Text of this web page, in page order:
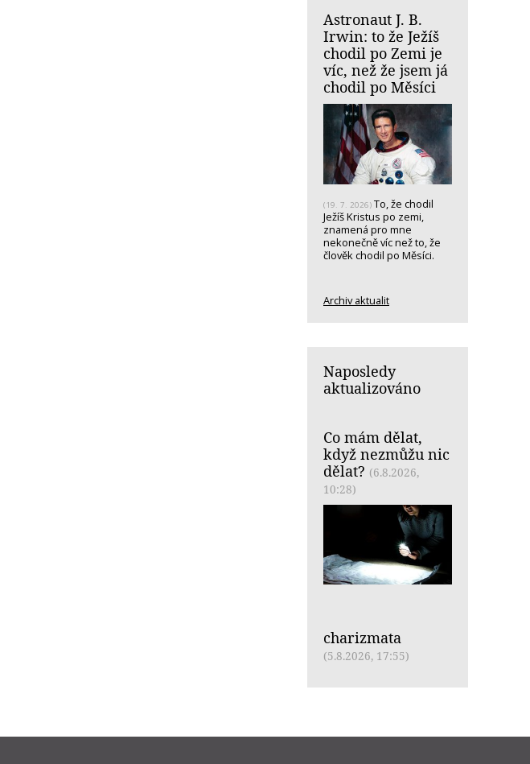
Astronaut J. B.
Irwin: to že Ježíš
chodil po Zemi je
víc, než že jsem já
chodil po Měsíci
(19. 7. 2026) To, že chodil
Ježíš Kristus po zemi,
znamená pro mne
nekonečně víc než to, že
člověk chodil po Měsíci.
Archiv aktualit
Naposledy
aktualizováno
Co mám dělat,
když nezmůžu nic
dělat? (6.8.2026,
10:28)
charizmata
(5.8.2026, 17:55)